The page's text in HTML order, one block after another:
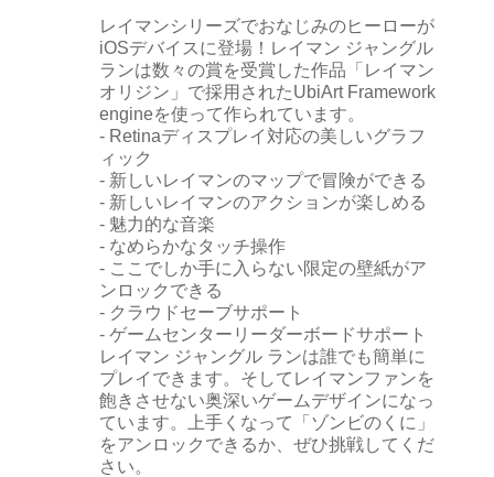
レイマンシリーズでおなじみのヒーローが
iOSデバイスに登場！レイマン ジャングル
ランは数々の賞を受賞した作品「レイマン
オリジン」で採用されたUbiArt Framework
engineを使って作られています。
- Retinaディスプレイ対応の美しいグラフ
ィック
- 新しいレイマンのマップで冒険ができる
- 新しいレイマンのアクションが楽しめる
- 魅力的な音楽
- なめらかなタッチ操作
- ここでしか手に入らない限定の壁紙がア
ンロックできる
- クラウドセーブサポート
- ゲームセンターリーダーボードサポート
レイマン ジャングル ランは誰でも簡単に
プレイできます。そしてレイマンファンを
飽きさせない奥深いゲームデザインになっ
ています。上手くなって「ゾンビのくに」
をアンロックできるか、ぜひ挑戦してくだ
さい。